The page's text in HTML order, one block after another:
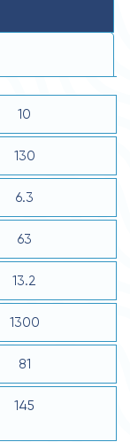
10
130
6.3
63
13.2
1300
81
145